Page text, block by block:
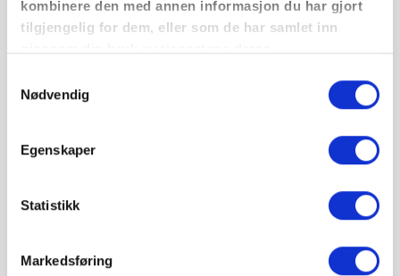
kombinere den med annen informasjon du har gjort
tilgjengelig for dem, eller som de har samlet inn
Nødvendig
Egenskaper
Statistikk
Markedsføring
renovering eller nybygg.
sted.
DETALJER